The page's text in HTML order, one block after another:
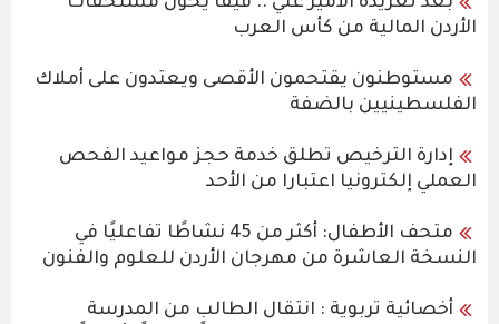
الأردن المالية من كأس العرب
مستوطنون يقتحمون الأقصى ويعتدون على أملاك
الفلسطينيين بالضفة
إدارة الترخيص تطلق خدمة حجز مواعيد الفحص
العملي إلكترونيا اعتبارا من الأحد
متحف الأطفال: أكثر من 45 نشاطًا تفاعليًا في
النسخة العاشرة من مهرجان الأردن للعلوم والفنون
أخصائية تربوية : انتقال الطالب من المدرسة